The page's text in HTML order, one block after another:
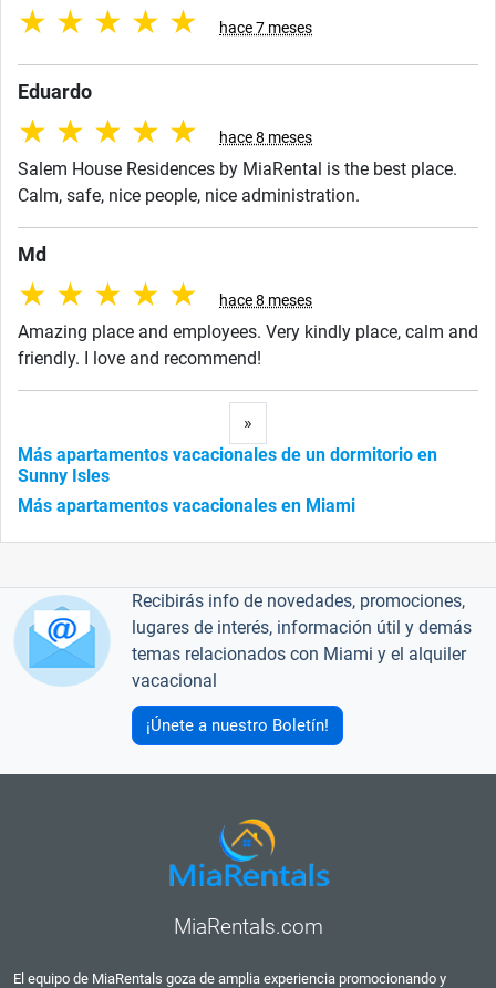
★ ★ ★ ★ ★ hace 7 meses
Eduardo
★ ★ ★ ★ ★ hace 8 meses
Salem House Residences by MiaRental is the best place.
Calm, safe, nice people, nice administration.
Md
★ ★ ★ ★ ★ hace 8 meses
Amazing place and employees. Very kindly place, calm and
friendly. I love and recommend!
»
Más apartamentos vacacionales de un dormitorio en
Sunny Isles
Más apartamentos vacacionales en Miami
Recibirás info de novedades, promociones,
lugares de interés, información útil y demás
temas relacionados con Miami y el alquiler
vacacional
¡Únete a nuestro Boletín!
MiaRentals.com
El equipo de MiaRentals goza de amplia experiencia promocionando y